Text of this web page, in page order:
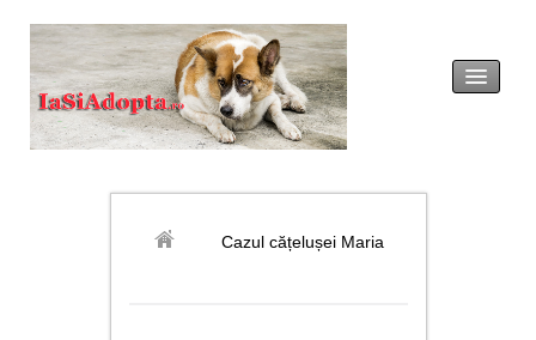
legislație Cazul cățelușei Maria